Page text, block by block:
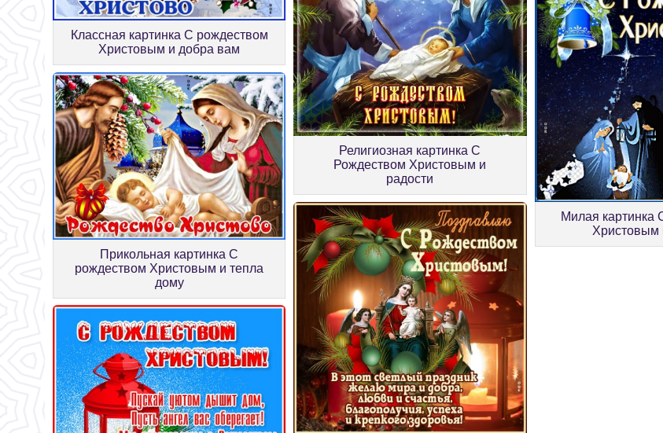
Классная картинка С рождеством
Христовым и добра вам
Прикольная картинка С
рождеством Христовым и тепла
дому
Религиозная картинка С
Рождеством Христовым и
радости
Милая картинка
Христовым